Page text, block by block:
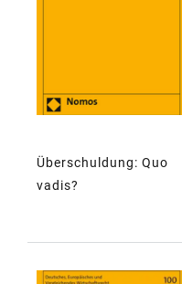
Überschuldung: Quo
vadis?